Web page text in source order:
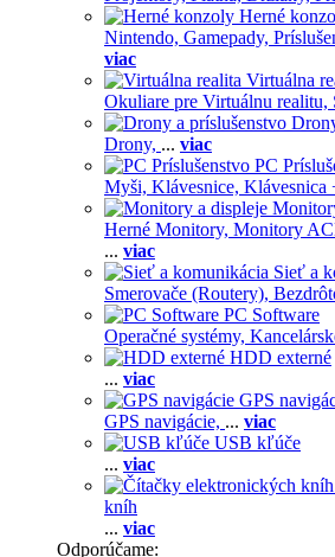
Herné
Nintendo, Gamepady,
viac
Virtuálna
Okuliare pre Virtuálnu realitu,
Drony, ... viac
PC
Myši, Klávesnice, Klávesnica
Herné Monitory, Monitory
... viac
Sieť a
Smerovače (Routery),
PC Software
Operačné systémy,
HDD externé
... viac
GPS
GPS navigácie, ... viac
USB kľúče
... viac
kníh
... viac
Odporúčame: